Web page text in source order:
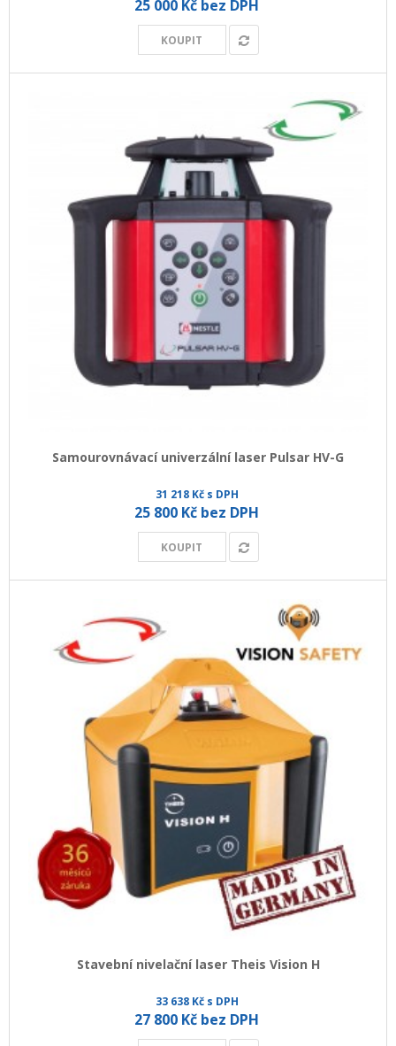
25 000 Kč bez DPH
KOUPIT
Samourovnávací univerzální laser Pulsar HV-G
31 218 Kč s DPH
25 800 Kč bez DPH
KOUPIT
Stavební nivelační laser Theis Vision H
33 638 Kč s DPH
27 800 Kč bez DPH